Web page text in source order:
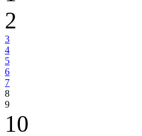
2
3
4
5
6
7
8
9
10